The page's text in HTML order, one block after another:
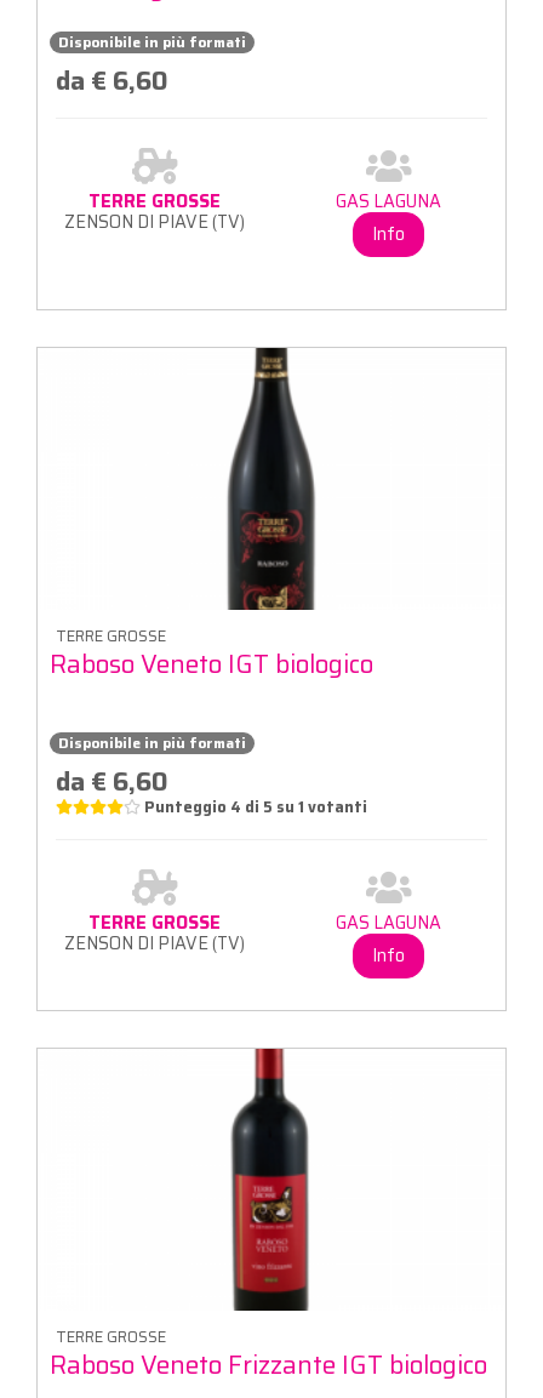
Disponibile in più formati
da € 6,60
TERRE GROSSE
ZENSON DI PIAVE (TV)
GAS LAGUNA
Info
TERRE GROSSE
Raboso Veneto IGT biologico
Disponibile in più formati
da € 6,60
Punteggio 4 di 5 su 1 votanti
TERRE GROSSE
ZENSON DI PIAVE (TV)
GAS LAGUNA
Info
TERRE GROSSE
Raboso Veneto Frizzante IGT biologico